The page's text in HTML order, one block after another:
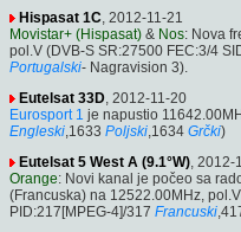
Hispasat 1C, 2012-11-21
Movistar+ (Hispasat) & Nos: Nova
pol.V (DVB-S SR:27500 FEC:3/4
Portugalski- Nagravision 3).
Eutelsat 33D, 2012-11-20
Eurosport 1 je napustio
Engleski,1633 Poljski,1634 Grčki)
Eutelsat 5 West A (9.1°W), 2012-
Orange: Novi kanal je počeo sa
(Francuska) na 12522.00MHz,
PID:217[MPEG-4]/317 Francuski